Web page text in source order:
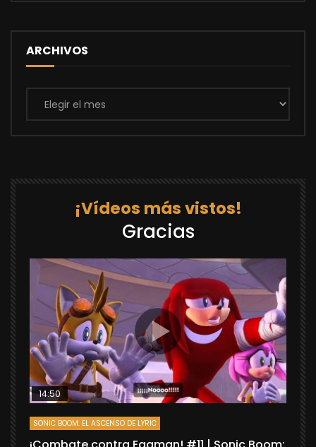
ARCHIVOS
Archivos
¡Vídeos más vistos!
Gracias
14:50
SONIC BOOM: EL ASCENSO DE LYRIC